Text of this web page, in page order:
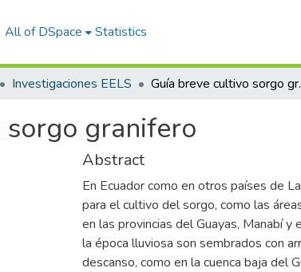
All of DSpace Statistics
Investigaciones EELS Guía
granifero
Abstract
En Ecuador como en otros países de
para el cultivo del sorgo, como las
en las provincias del Guayas, Manabí
la época lluviosa son sembrados con
descanso, como en la cuenca baja del